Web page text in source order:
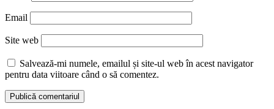
Email
Site web
Salvează-mi numele, emailul și site-ul web în acest navigator
pentru data viitoare când o să comentez.